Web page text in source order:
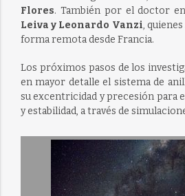
Flores. También por el doctor
Leiva y Leonardo Vanzi,
forma remota desde Francia.
Los próximos pasos de los
en mayor detalle el sistema de
su excentricidad y precesión para
y estabilidad, a través de